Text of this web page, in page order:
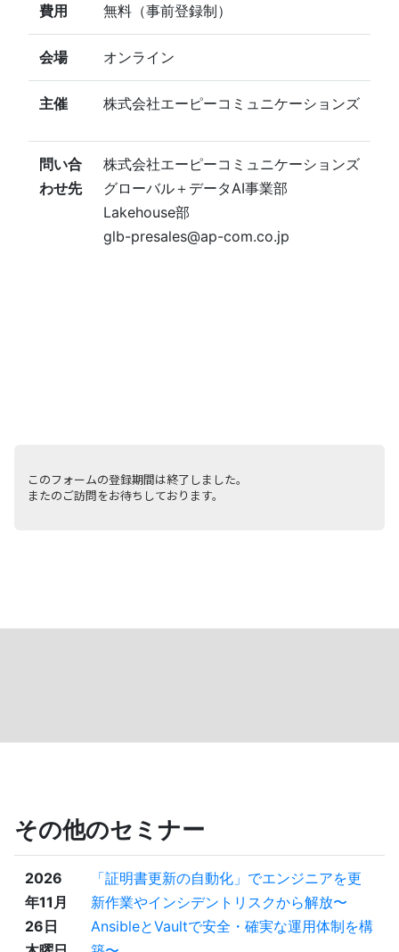
費用 無料（事前登録制）
会場 オンライン
主催 株式会社エーピーコミュニケーションズ
問い合
わせ先
株式会社エーピーコミュニケーションズ
グローバル＋データAI事業部
Lakehouse部
glb-presales@ap-com.co.jp
その他のセミナー
2026
年11月
26日
「証明書更新の自動化」でエンジニアを更
新作業やインシデントリスクから解放〜
AnsibleとVaultで安全・確実な運用体制を構